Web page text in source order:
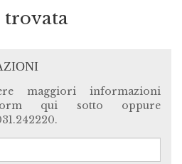
trovata
maggiori informazioni
qui sotto oppure